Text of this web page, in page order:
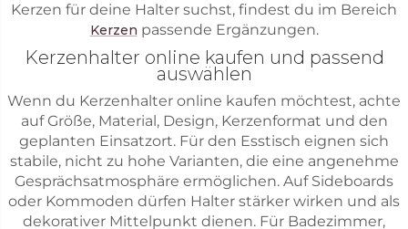
Kerzen für deine Halter suchst, findest du im Bereich
Kerzen passende Ergänzungen.
Kerzenhalter online kaufen und passend
auswählen
Wenn du Kerzenhalter online kaufen möchtest, achte
auf Größe, Material, Design, Kerzenformat und den
geplanten Einsatzort. Für den Esstisch eignen sich
stabile, nicht zu hohe Varianten, die eine angenehme
Gesprächsatmosphäre ermöglichen. Auf Sideboards
oder Kommoden dürfen Halter stärker wirken und als
dekorativer Mittelpunkt dienen. Für Badezimmer,